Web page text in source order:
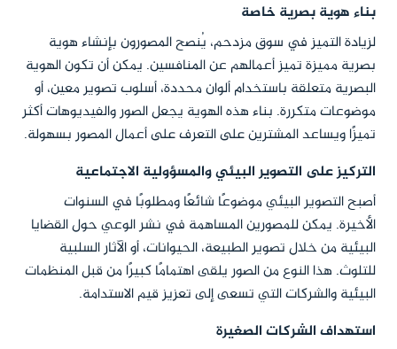
بناء هوية بصرية خاصة
لزيادة التميز في سوق مزدحم، يُنصح المصورون بإنشاء هوية
بصرية مميزة تميز أعمالهم عن المنافسين. يمكن أن تكون الهوية
البصرية متعلقة باستخدام ألوان محددة، أسلوب تصوير معين، أو
موضوعات متكررة. بناء هذه الهوية يجعل الصور والفيديوهات أكثر
تميزًا ويساعد المشترين على التعرف على أعمال المصور بسهولة.
التركيز على التصوير البيئي والمسؤولية الاجتماعية
أصبح التصوير البيئي موضوعًا شائعًا ومطلوبًا في السنوات
الأخيرة. يمكن للمصورين المساهمة في نشر الوعي حول القضايا
البيئية من خلال تصوير الطبيعة، الحيوانات، أو الآثار السلبية
للتلوث. هذا النوع من الصور يلقى اهتمامًا كبيرًا من قبل المنظمات
البيئية والشركات التي تسعى إلى تعزيز قيم الاستدامة.
استهداف الشركات الصغيرة